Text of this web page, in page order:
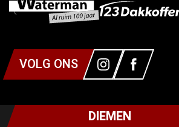
VOLG ONS
DIEMEN